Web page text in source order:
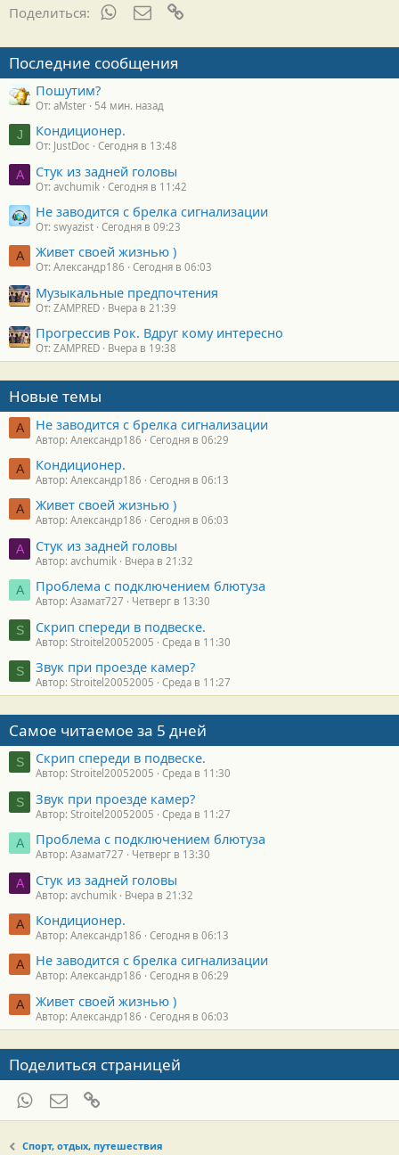
Поделиться: WhatsAppЭлектронная почта
Последние сообщения
Пошутим?
От: aMster 54 мин. назад
J Кондиционер.
От: JustDoc Сегодня в 13:48
A Стук из задней головы
От: avchumik Сегодня в 11:42
Не заводится с брелка сигнализации
От: swyazist Сегодня в 09:23
А Живет своей жизнью )
От: Александр186 Сегодня в 06:03
Музыкальные предпочтения
От: ZAMPRED Вчера в 21:39
Прогрессив Рок. Вдруг кому интересно
От: ZAMPRED Вчера в 19:38
Новые темы
А Не заводится с брелка сигнализации
Автор: Александр186 Сегодня в 06:29
А Кондиционер.
Автор: Александр186 Сегодня в 06:13
А Живет своей жизнью )
Автор: Александр186 Сегодня в 06:03
A Стук из задней головы
Автор: avchumik Вчера в 21:32
А Проблема с подключением блютуза
Автор: Азамат727 Четверг в 13:30
S Скрип спереди в подвеске.
Автор: Stroitel20052005 Среда в 11:30
S Звук при проезде камер?
Автор: Stroitel20052005 Среда в 11:27
Самое читаемое за 5 дней
S Скрип спереди в подвеске.
Автор: Stroitel20052005 Среда в 11:30
S Звук при проезде камер?
Автор: Stroitel20052005 Среда в 11:27
А Проблема с подключением блютуза
Автор: Азамат727 Четверг в 13:30
A Стук из задней головы
Автор: avchumik Вчера в 21:32
А Кондиционер.
Автор: Александр186 Сегодня в 06:13
А Не заводится с брелка сигнализации
Автор: Александр186 Сегодня в 06:29
А Живет своей жизнью )
Автор: Александр186 Сегодня в 06:03
Поделиться страницей
WhatsAppЭлектронная почта
Спорт, отдых, путешествия